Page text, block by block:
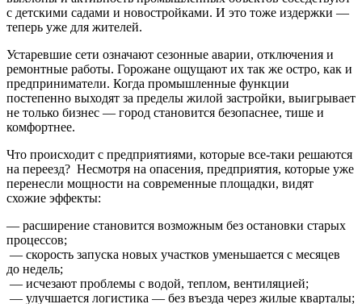
с детскими садами и новостройками. И это тоже издержки —
теперь уже для жителей.
Устаревшие сети означают сезонные аварии, отключения и
ремонтные работы. Горожане ощущают их так же остро, как и
предприниматели. Когда промышленные функции
постепенно выходят за пределы жилой застройки, выигрывает
не только бизнес — город становится безопаснее, тише и
комфортнее.
Что происходит с предприятиями, которые все-таки решаются
на переезд? Несмотря на опасения, предприятия, которые уже
перенесли мощности на современные площадки, видят
схожие эффекты:
— расширение становится возможным без остановки старых
процессов;
— скорость запуска новых участков уменьшается с месяцев
до недель;
— исчезают проблемы с водой, теплом, вентиляцией;
— улучшается логистика — без въезда через жилые кварталы;